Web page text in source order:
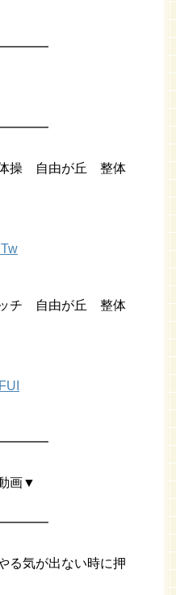
操 自由が丘 整体
チ 自由が丘 整体
画▼
気が出ない時に押